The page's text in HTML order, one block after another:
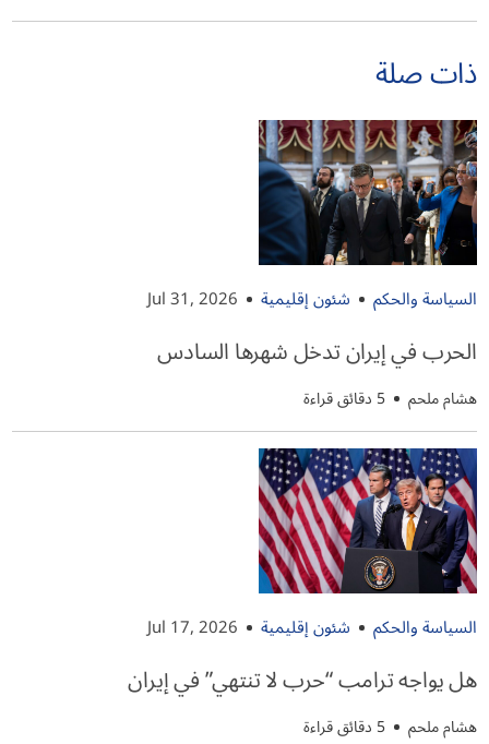
ذات صلة
السياسة والحكم شئون إقليمية Jul 31, 2026
الحرب في إيران تدخل شهرها السادس
هشام ملحم 5 دقائق قراءة
السياسة والحكم شئون إقليمية Jul 17, 2026
هل يواجه ترامب “حرب لا تنتهي” في إيران
هشام ملحم 5 دقائق قراءة